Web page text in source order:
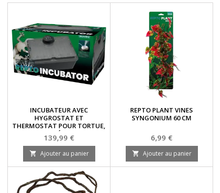
INCUBATEUR AVEC
HYGROSTAT ET
THERMOSTAT POUR TORTUE,
SERPENT ET LÉZARD- REPTO
Prix
139,99 €
 Ajouter au panier
REPTO PLANT VINES
SYNGONIUM 60 CM
Prix
6,99 €
 Ajouter au panier